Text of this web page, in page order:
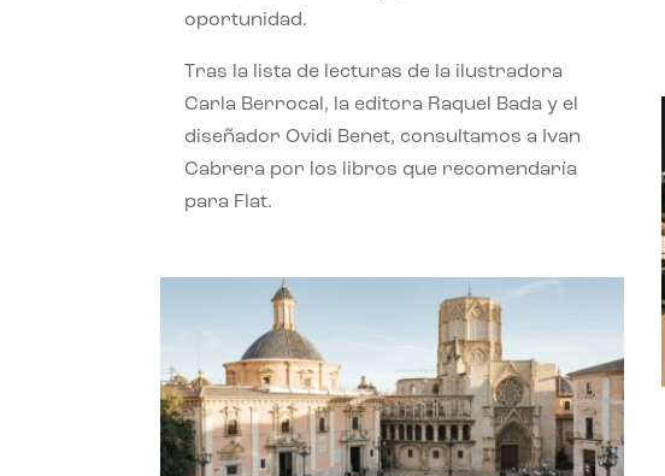
oportunidad.
Tras la lista de lecturas de la ilustradora
Carla Berrocal, la editora Raquel Bada y el
diseñador Ovidi Benet, consultamos a Ivan
Cabrera por los libros que recomendaría
para Flat.